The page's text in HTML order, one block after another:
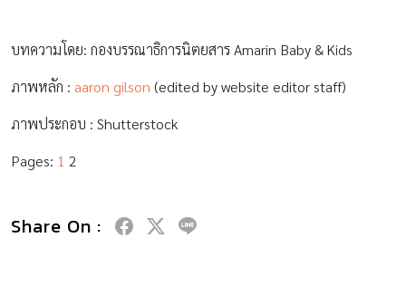
บทความโดย: กองบรรณาธิการนิตยสาร Amarin Baby & Kids
ภาพหลัก : aaron gilson (edited by website editor staff)
ภาพประกอบ : Shutterstock
Pages: 1 2
Share On :